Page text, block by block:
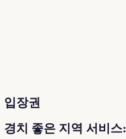
입장권
경치 좋은 지역 서비스: